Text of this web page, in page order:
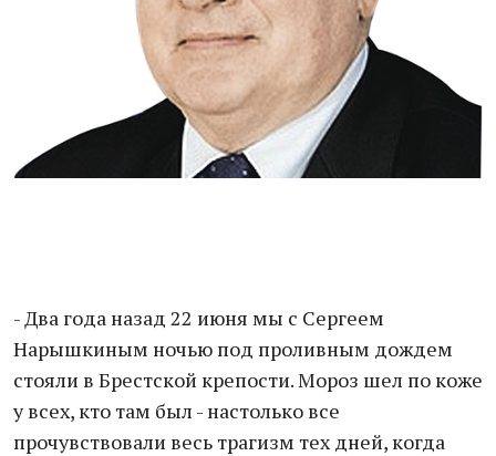
- Два года назад 22 июня мы с Сергеем
Нарышкиным ночью под проливным дождем
стояли в Брестской крепости. Мороз шел по коже
у всех, кто там был - настолько все
прочувствовали весь трагизм тех дней, когда